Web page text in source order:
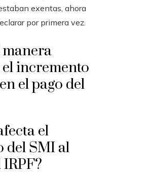
exentas, ahora
por primera vez.
manera
incremento
el pago del
el
del SMI al